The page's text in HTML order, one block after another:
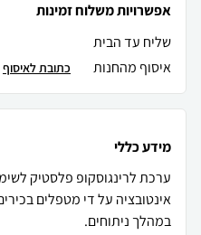
אפשרויות משלוח זמינות
שליח עד הבית
איסוף מהחנות
כתובת לאיסוף
מידע כללי
ערכת לרינגוסקופ פלסטיק
אינטובציה על די מטפלים